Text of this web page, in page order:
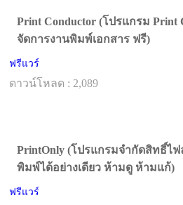
Print Conductor (โปรแกรม Print
จัดการงานพิมพ์เอกสาร ฟรี)
ฟรีแวร์
ดาวน์โหลด : 2,089
PrintOnly (โปรแกรมจำกัดสิทธิ์ไฟ
พิมพ์ได้อย่างเดียว ห้ามดู ห้ามแก้)
ฟรีแวร์